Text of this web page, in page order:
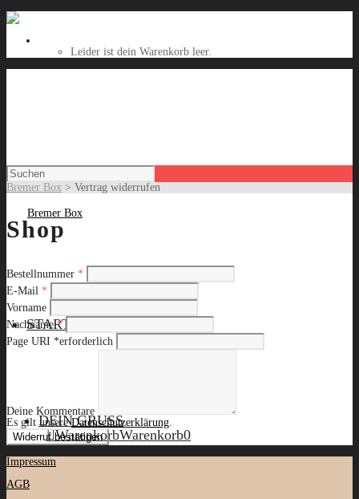
Leider ist dein Warenkorb leer.
START
DEIN GRUSS
WarenkorbWarenkorb0
Bremer Box > Vertrag widerrufen
Shop
Bestellnummer * erforderlich
E-Mail * erforderlich
Vorname
Nachname*erforderlich
Page URI *erforderlich
Deine Kommentare
Es gilt unsereDatenschutzerklärung.
Widerruf bestätigen
Impressum
AGB